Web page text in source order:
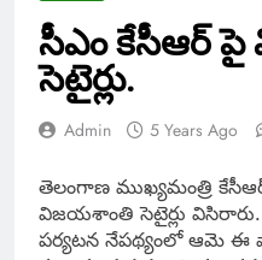
సీఎం కేసీఆర్
సెటైర్లు.
Admin 5 Years Ago
తెలంగాణ ముఖ్యమంత్రి
విజయశాంతి సెటైర్లు
పర్యటన నేపథ్యంలో ఆమె ఈ